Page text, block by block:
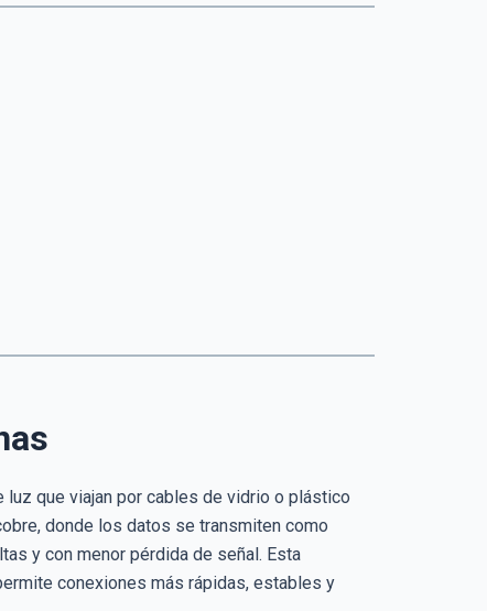
que viajan por cables de vidrio o plástico
donde los datos se transmiten como
y con menor pérdida de señal. Esta
conexiones más rápidas, estables y